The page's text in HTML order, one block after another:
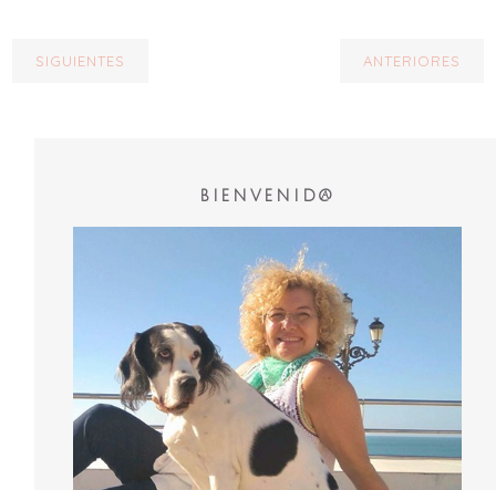
SIGUIENTES ANTERIORES
BIENVENID@